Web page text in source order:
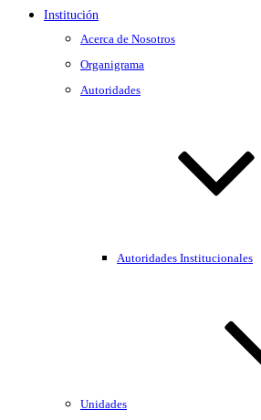
Institución
Acerca de Nosotros
Organigrama
Autoridades
Autoridades Institucionales
Unidades